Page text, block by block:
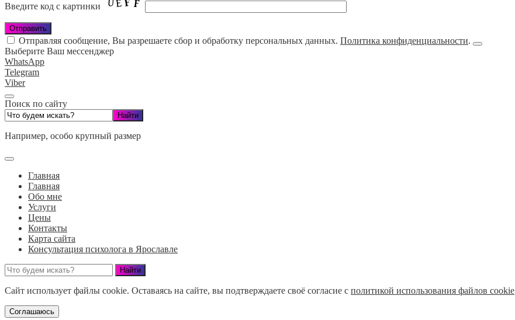
Введите код с картинки
Отправляя сообщение, Вы разрешаете сбор и обработку персональных данных. Политика конфиденциальности.
Выберите Ваш мессенджер
WhatsApp
Telegram
Viber
Поиск по сайту
Например, особо крупный размер
Главная
Главная
Обо мне
Услуги
Цены
Контакты
Карта сайта
Консультация психолога в Ярославле
Сайт использует файлы cookie. Оставаясь на сайте, вы подтверждаете своё согласие с политикой использования файлов cookie
Соглашаюсь